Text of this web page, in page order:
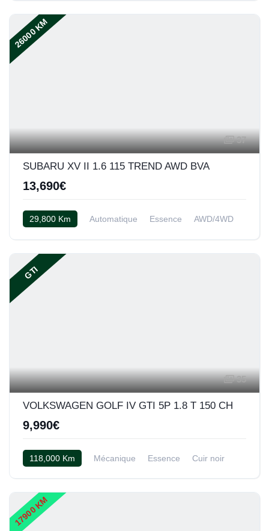
26000 KM
37
SUBARU XV II 1.6 115 TREND AWD BVA
13,690€
29,800 Km Automatique Essence
AWD/4WD
GTI
35
VOLKSWAGEN GOLF IV GTI 5P 1.8 T 150 CH
9,990€
118,000 Km Mécanique Essence Cuir noir
17900 KM